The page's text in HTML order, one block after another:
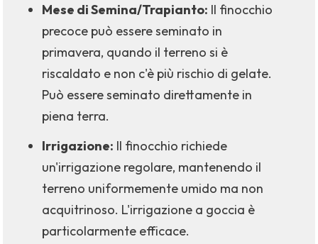
Mese di Semina/Trapianto: Il finocchio
precoce può essere seminato in
primavera, quando il terreno si è
riscaldato e non c'è più rischio di gelate.
Può essere seminato direttamente in
piena terra.
Irrigazione: Il finocchio richiede
un'irrigazione regolare, mantenendo il
terreno uniformemente umido ma non
acquitrinoso. L'irrigazione a goccia è
particolarmente efficace.